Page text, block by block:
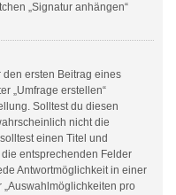
„Signatur anhängen“
ersten Beitrag eines
„Umfrage erstellen“
Solltest du diesen
nicht die
einen Titel und
entsprechenden Felder
Antwortmöglichkeit in einer
pro